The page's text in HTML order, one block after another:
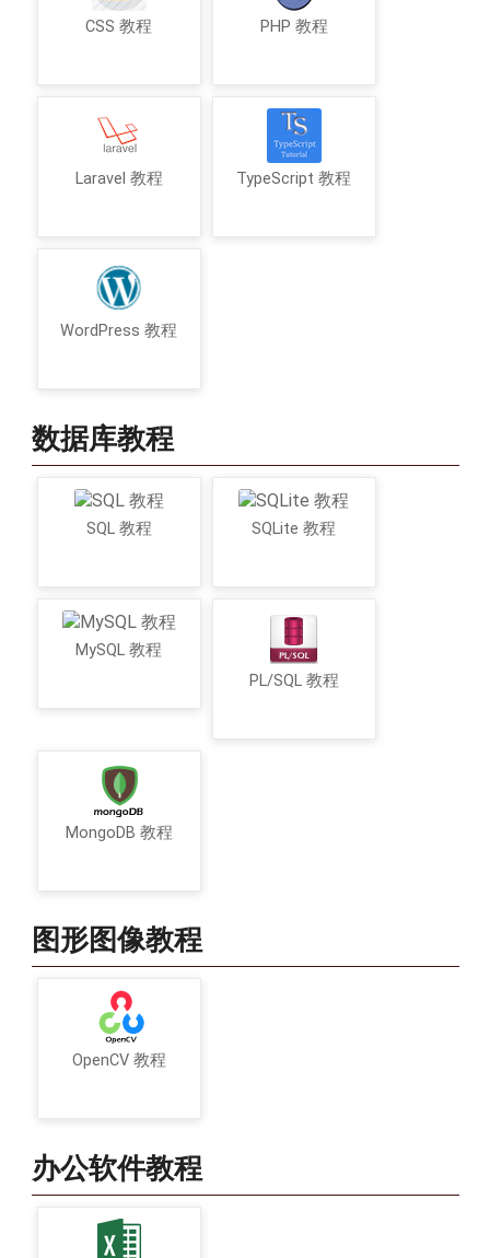
CSS 教程 PHP 教程
Laravel 教程 TypeScript 教程
WordPress 教程
数据库教程
SQL 教程 SQLite 教程
MySQL 教程
PL/SQL 教程
MongoDB 教程
图形图像教程
OpenCV 教程
办公软件教程